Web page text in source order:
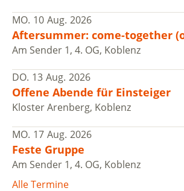
MO. 10 Aug. 2026
Aftersummer: come-together
Am Sender 1, 4. OG, Koblenz
DO. 13 Aug. 2026
Offene Abende für Einsteiger
Kloster Arenberg, Koblenz
MO. 17 Aug. 2026
Feste Gruppe
Am Sender 1, 4. OG, Koblenz
Alle Termine